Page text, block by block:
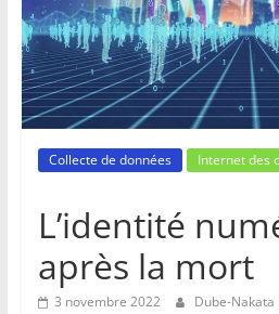
Collecte de données Internet des
L’identité
après la mort
3 novembre 2022 Dube-Nakata